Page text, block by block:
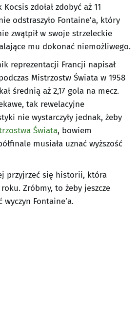
zdołał zdobyć aż 11
odstraszyło Fontaine’a, który
zwątpił w swoje strzeleckie
mu dokonać niemożliwego.
reprezentacji Francji napisał
Mistrzostw Świata w 1958
średnią aż 2,17 gola na mecz.
tak rewelacyjne
nie wystarczyły jednak, żeby
Świata, bowiem
musiała uznać wyższość
przyjrzeć się historii, która
Zróbmy, to żeby jeszcze
Fontaine’a.